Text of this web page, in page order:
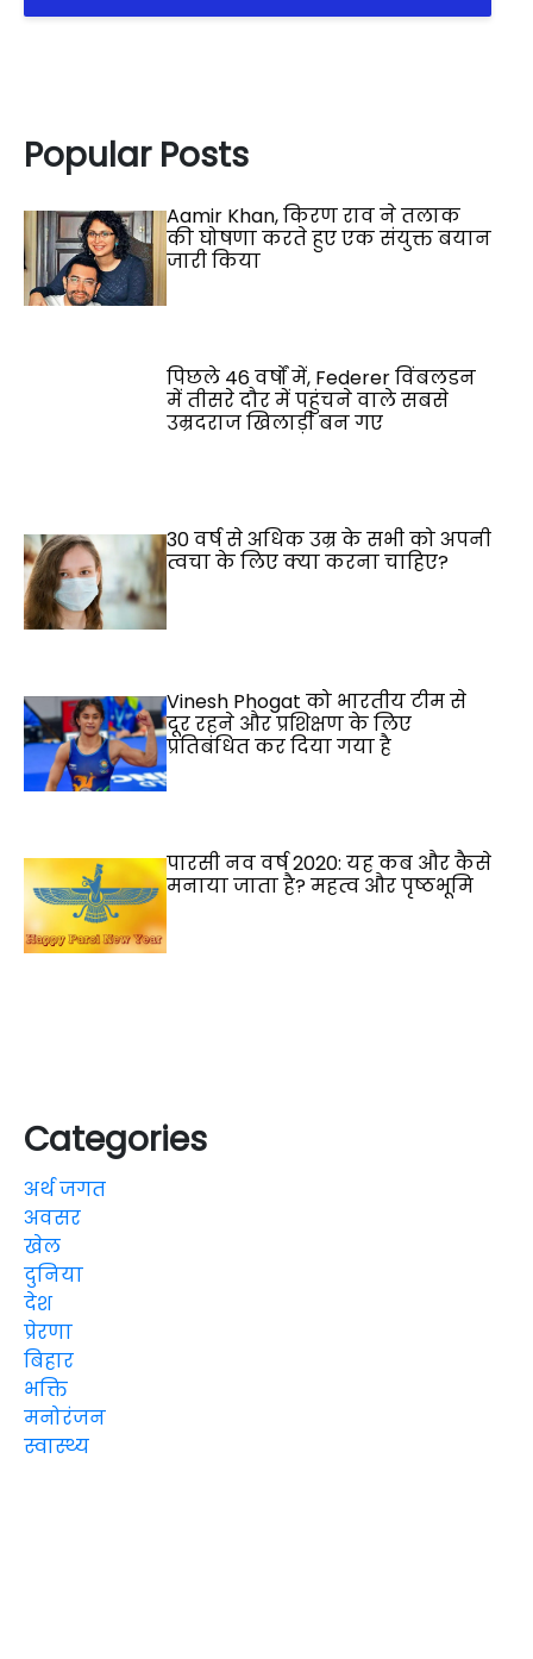
Popular Posts
Aamir Khan, किरण राव ने तलाक
की घोषणा करते हुए एक संयुक्त बयान
जारी किया
पिछले 46 वर्षों में, Federer विंबलडन
में तीसरे दौर में पहुंचने वाले सबसे
उम्रदराज खिलाड़ी बन गए
30 वर्ष से अधिक उम्र के सभी को अपनी
त्वचा के लिए क्या करना चाहिए?
Vinesh Phogat को भारतीय टीम से
दूर रहने और प्रशिक्षण के लिए
प्रतिबंधित कर दिया गया है
पारसी नव वर्ष 2020: यह कब और कैसे
मनाया जाता है? महत्व और पृष्ठभूमि
Categories
अर्थ जगत
अवसर
खेल
दुनिया
देश
प्रेरणा
बिहार
भक्ति
मनोरंजन
स्वास्थ्य